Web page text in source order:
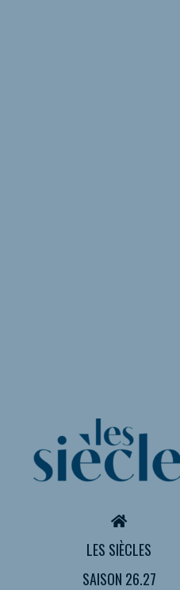
LES SIÈCLES
SAISON 26.27